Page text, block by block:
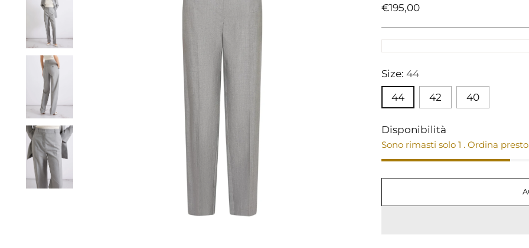
Prezzo
€195,00
Size: 44
44
42 40
Disponibilità
Sono rimasti solo 1 . Ordina